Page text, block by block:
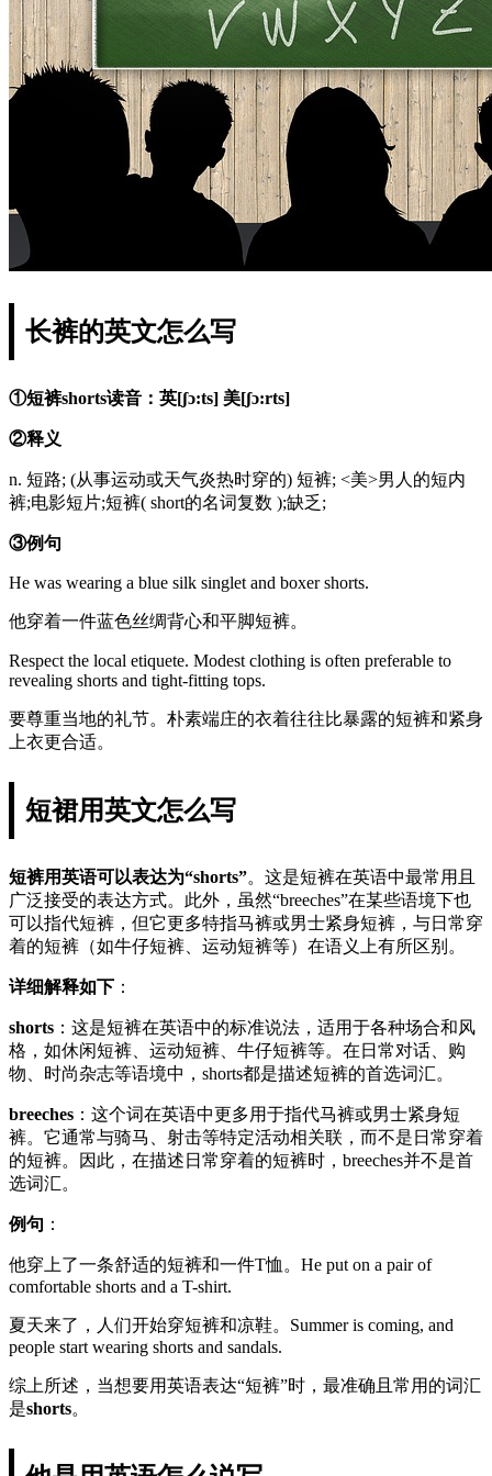
长裤的英文怎么写
①短裤shorts读音：英[ʃɔ:ts] 美[ʃɔ:rts]
②释义
n. 短路; (从事运动或天气炎热时穿的) 短裤; <美>男人的短内
裤;电影短片;短裤( short的名词复数 );缺乏;
③例句
He was wearing a blue silk singlet and boxer shorts.
他穿着一件蓝色丝绸背心和平脚短裤。
Respect the local etiquete. Modest clothing is often preferable to
revealing shorts and tight-fitting tops.
要尊重当地的礼节。朴素端庄的衣着往往比暴露的短裤和紧身
上衣更合适。
短裙用英文怎么写
短裤用英语可以表达为“shorts”。这是短裤在英语中最常用且
广泛接受的表达方式。此外，虽然“breeches”在某些语境下也
可以指代短裤，但它更多特指马裤或男士紧身短裤，与日常穿
着的短裤（如牛仔短裤、运动短裤等）在语义上有所区别。
详细解释如下 ：
shorts ：这是短裤在英语中的标准说法，适用于各种场合和风
格，如休闲短裤、运动短裤、牛仔短裤等。在日常对话、购
物、时尚杂志等语境中，shorts都是描述短裤的首选词汇。
breeches ：这个词在英语中更多用于指代马裤或男士紧身短
裤。它通常与骑马、射击等特定活动相关联，而不是日常穿着
的短裤。因此，在描述日常穿着的短裤时，breeches并不是首
选词汇。
例句 ：
他穿上了一条舒适的短裤和一件T恤。He put on a pair of
comfortable shorts and a T-shirt.
夏天来了，人们开始穿短裤和凉鞋。Summer is coming, and
people start wearing shorts and sandals.
综上所述，当想要用英语表达“短裤”时，最准确且常用的词汇
是shorts。